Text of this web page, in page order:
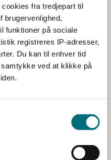
fra tredjepart til
brugervenlighed,
funktioner på sociale
registreres IP-adresser,
Du kan til enhver tid
ved at klikke på
udbetaling.
til at
i projektet eller at du
og at du ikke har
officielle start.
udbetaling
anmodning om